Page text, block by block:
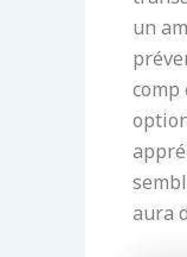
un
comp
aura